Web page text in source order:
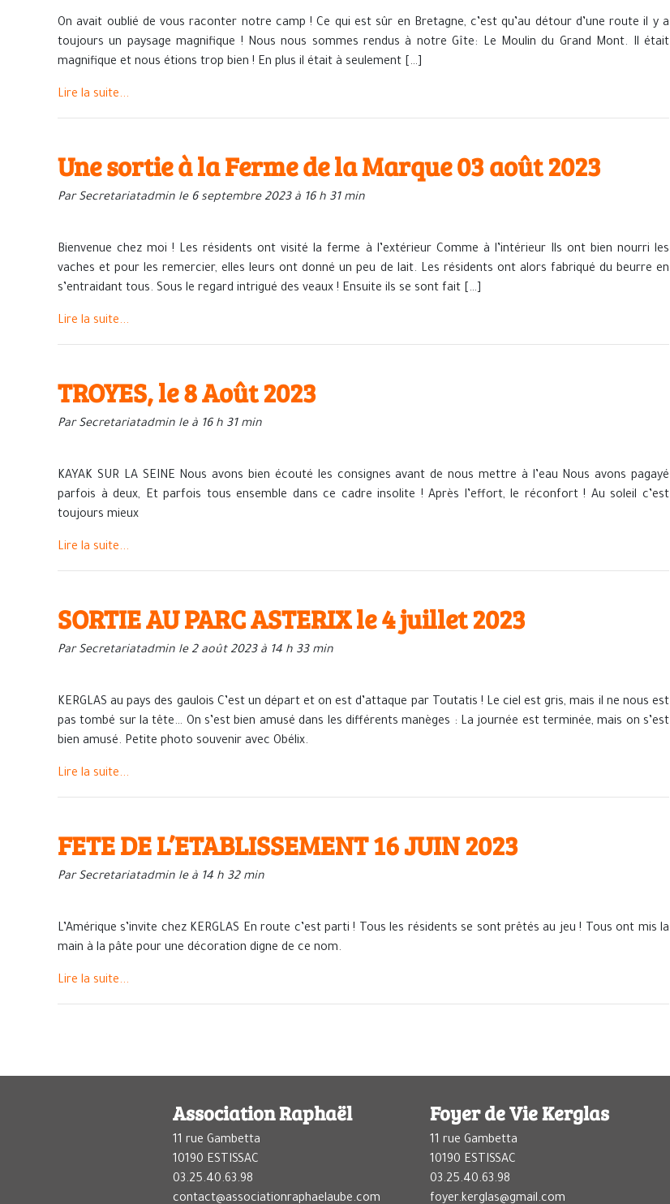
On avait oublié de vous raconter notre camp ! Ce qui est sûr en Bretagne, c’est qu’au détour d’une route il y a
toujours un paysage magnifique ! Nous nous sommes rendus à notre Gîte: Le Moulin du Grand Mont. Il était
magnifique et nous étions trop bien ! En plus il était à seulement […]
Lire la suite...
Une sortie à la Ferme de la Marque 03 août 2023
Par Secretariatadmin le 6 septembre 2023 à 16 h 31 min
Bienvenue chez moi ! Les résidents ont visité la ferme à l’extérieur Comme à l’intérieur Ils ont bien nourri les
vaches et pour les remercier, elles leurs ont donné un peu de lait. Les résidents ont alors fabriqué du beurre en
s’entraidant tous. Sous le regard intrigué des veaux ! Ensuite ils se sont fait […]
Lire la suite...
TROYES, le 8 Août 2023
Par Secretariatadmin le à 16 h 31 min
KAYAK SUR LA SEINE Nous avons bien écouté les consignes avant de nous mettre à l’eau Nous avons pagayé
parfois à deux, Et parfois tous ensemble dans ce cadre insolite ! Après l’effort, le réconfort ! Au soleil c’est
toujours mieux
Lire la suite...
SORTIE AU PARC ASTERIX le 4 juillet 2023
Par Secretariatadmin le 2 août 2023 à 14 h 33 min
KERGLAS au pays des gaulois C’est un départ et on est d’attaque par Toutatis ! Le ciel est gris, mais il ne nous est
pas tombé sur la tête… On s’est bien amusé dans les différents manèges : La journée est terminée, mais on s’est
bien amusé. Petite photo souvenir avec Obélix.
Lire la suite...
FETE DE L’ETABLISSEMENT 16 JUIN 2023
Par Secretariatadmin le à 14 h 32 min
L’Amérique s’invite chez KERGLAS En route c’est parti ! Tous les résidents se sont prêtés au jeu ! Tous ont mis la
main à la pâte pour une décoration digne de ce nom.
Lire la suite...
Association Raphaël
11 rue Gambetta
10190 ESTISSAC
03.25.40.63.98
contact@associationraphaelaube.com
Foyer de Vie Kerglas
11 rue Gambetta
10190 ESTISSAC
03.25.40.63.98
foyer.kerglas@gmail.com